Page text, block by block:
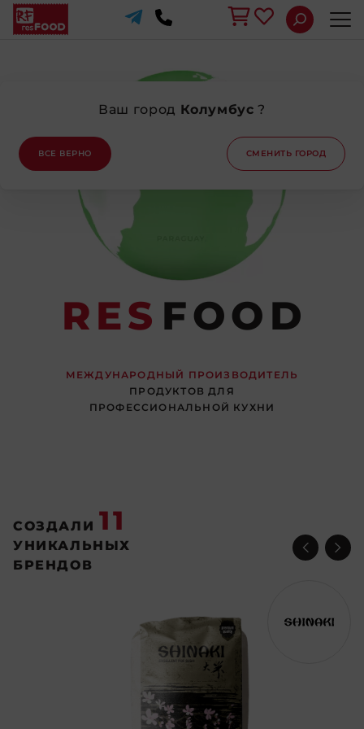
Ваш город Колумбус ?
ВСЕ ВЕРНО СМЕНИТЬ ГОРОД
RES FOOD
МЕЖДУНАРОДНЫЙ ПРОИЗВОДИТЕЛЬ
ПРОДУКТОВ ДЛЯ
ПРОФЕССИОНАЛЬНОЙ КУХНИ
11
СОЗДАЛИ
УНИКАЛЬНЫХ
БРЕНДОВ